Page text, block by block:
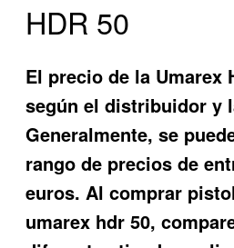
HDR 50
El precio de la Umarex
según el distribuidor y
Generalmente, se
rango de precios de
euros. Alcomprar
umarex hdr 50,